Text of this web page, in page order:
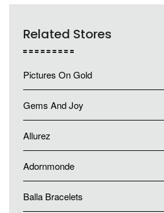
Related Stores
Pictures On Gold
Gems And Joy
Allurez
Adornmonde
Balla Bracelets